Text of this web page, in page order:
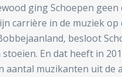
ging Schoepen
carrière in de muziek
besloot
En dat heeft in
aantal muzikanten uit de